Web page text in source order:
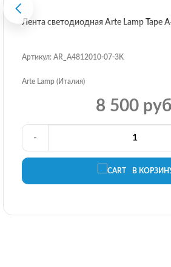
Лента светодиодная Arte Lamp Tape
Артикул: AR_A4812010-07-3K
Arte Lamp (Италия)
8 500
В
-